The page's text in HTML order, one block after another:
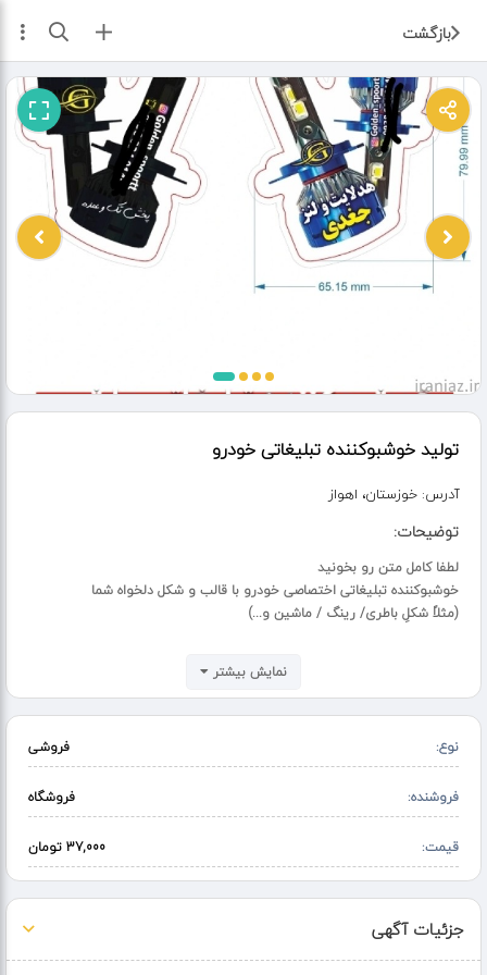
بازگشت ثبت آگهی
تولید خوشبوکننده تبلیغاتی خودرو
آدرس: خوزستان، اهواز
توضیحات:
لطفا کامل متن رو بخونید
خوشبوکننده تبلیغاتی اختصاصی خودرو با قالب و شکل دلخواه شما
(مثلاً شکلِ باطری/ رینگ / ماشین و...)
✅ با قالب دلخواه شما رایگان
✅ کتان وارداتی ضخامت 2 میل
✅ دو طرف لمینت
ارسال به سراسر کشور رایگان
❌ مناسب تمام کسب و کارها
✅ سفارش از 500 عدد به بالا پذیرفته می‌شود
نمایش بیشتر
نوع: فروشی
فروشنده: فروشگاه
قیمت: 37,000 تومان
جزئیات آگهی